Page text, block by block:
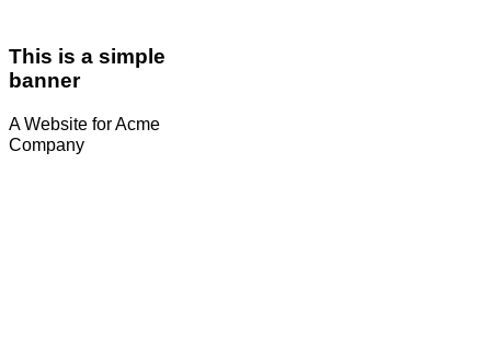
This is a simple
banner
A Website for Acme
Company